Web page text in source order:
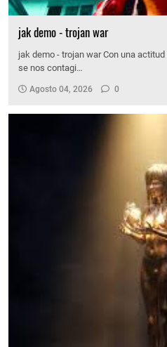
jak demo - trojan war
jak demo - trojan war Con una
se nos contagi…
Agosto 04, 2026 0